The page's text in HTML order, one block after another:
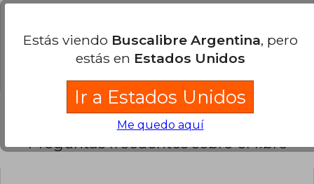
0% (0)
0% (0)
Preguntas frecuentes sobre el libro
Estás viendo Buscalibre Argentina, pero
estás en Estados Unidos
Ir a Estados Unidos
Me quedo aquí